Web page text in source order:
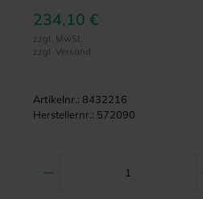
234,10 €
zzgl. MwSt.
zzgl. Versand
Artikelnr.: 8432216
Herstellernr.: 572090